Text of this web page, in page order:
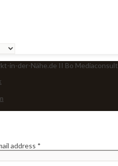
in-der-Nähe.de II Bo Mediaconsult
address *